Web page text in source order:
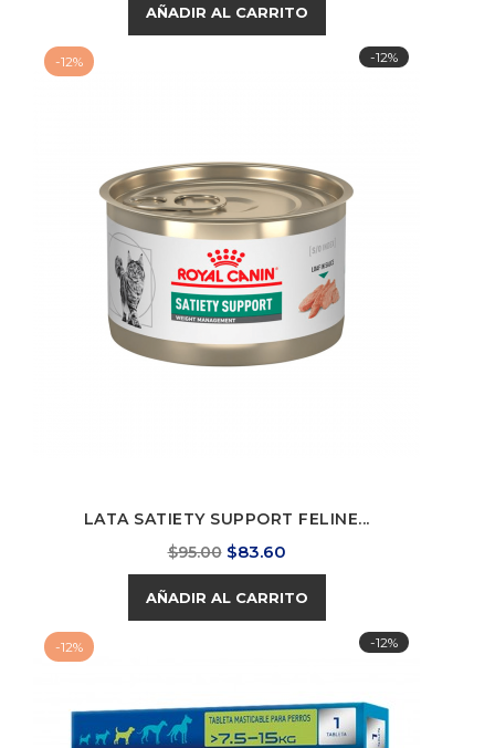
AÑADIR AL CARRITO
-12%
-12%
LATA SATIETY SUPPORT FELINE...
Precio
base
$95.00 Precio
$83.60
AÑADIR AL CARRITO
-12%
-12%